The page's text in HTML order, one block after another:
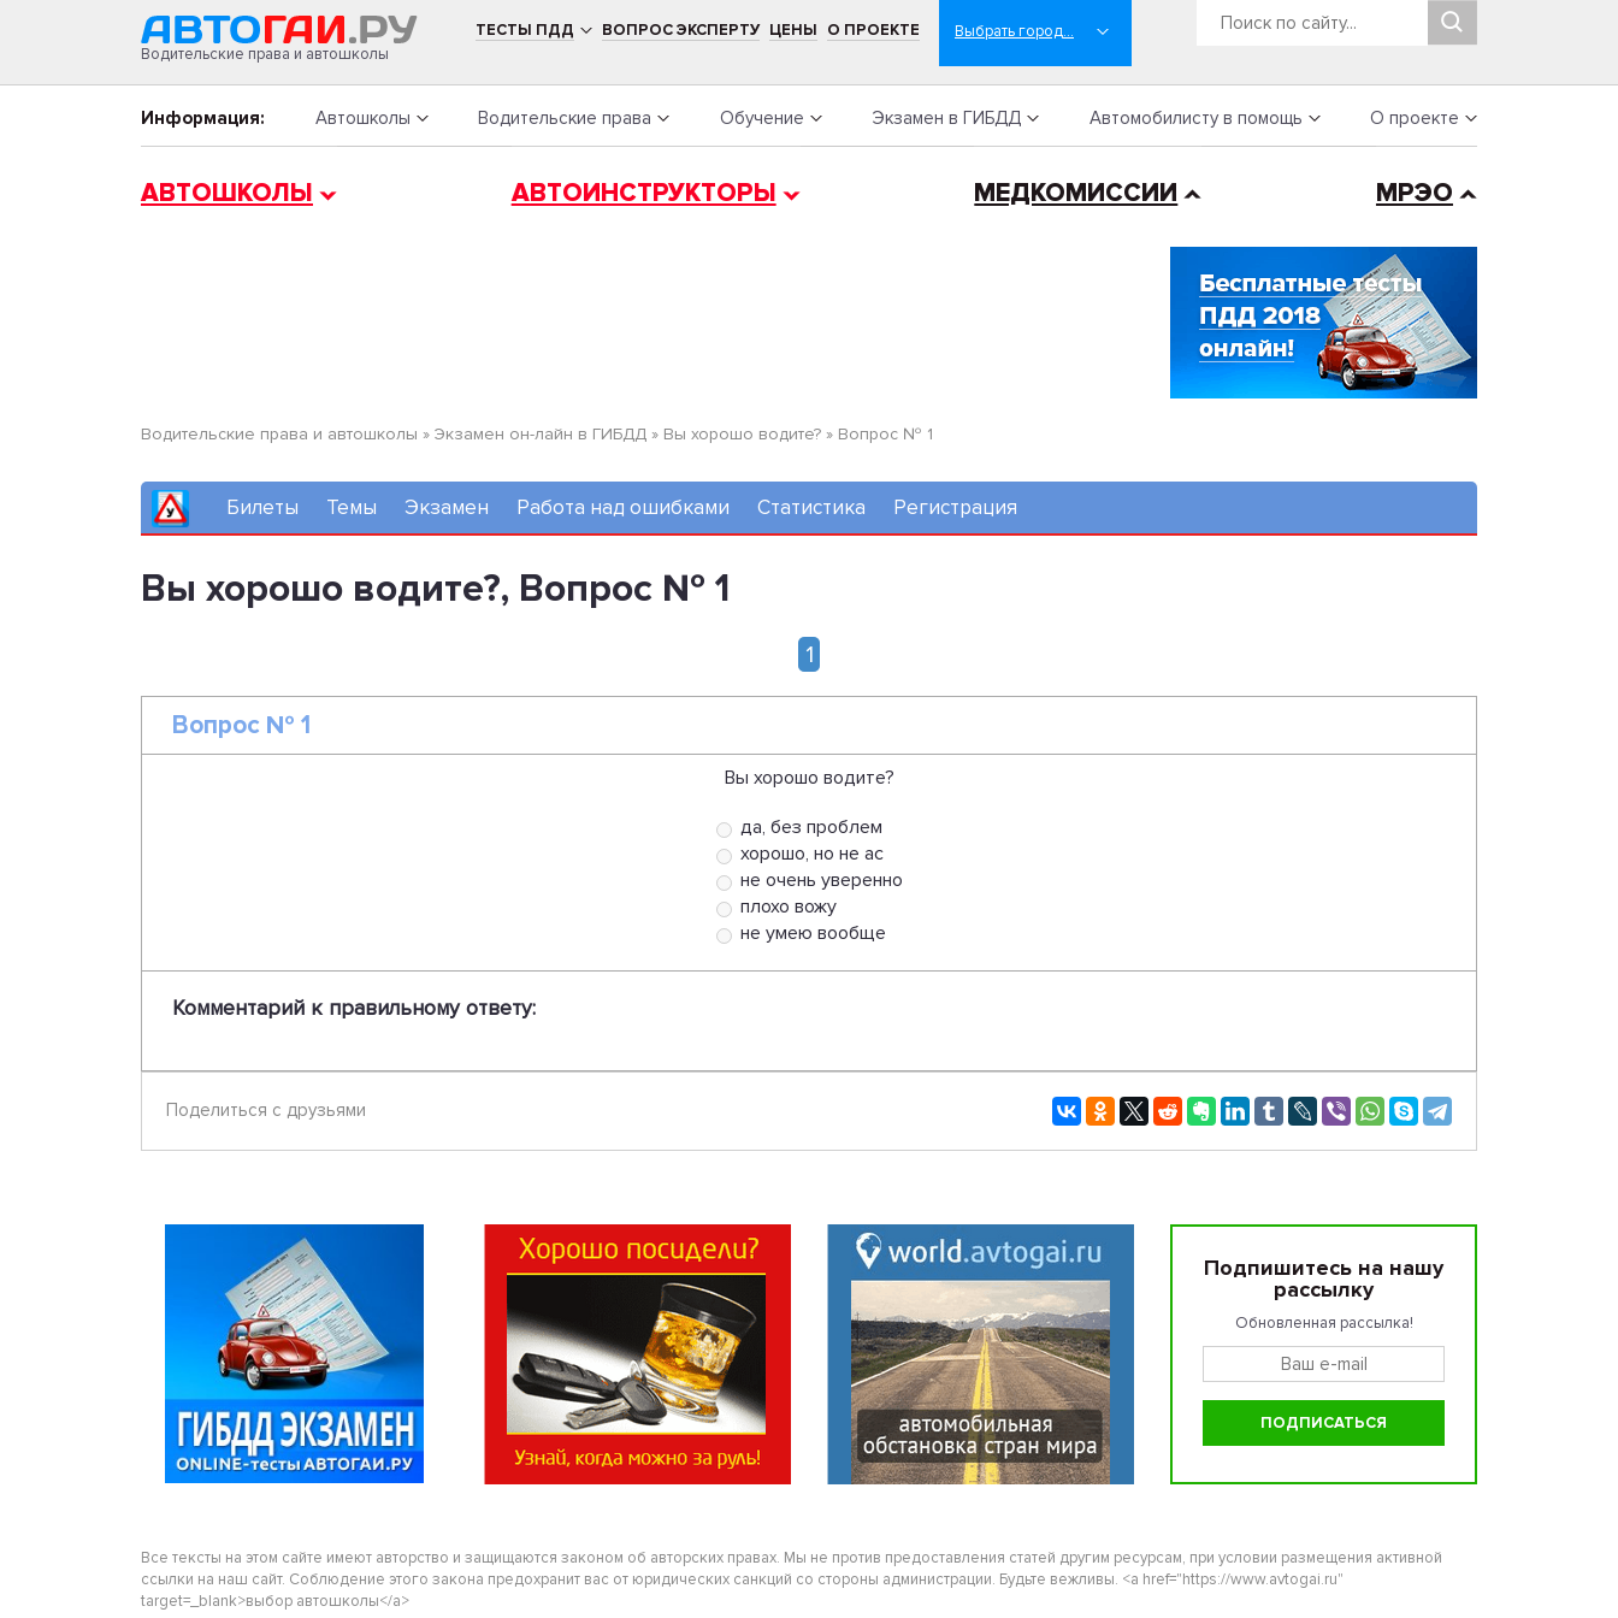
Водительские права и автошколы
ТЕСТЫ ПДД ВОПРОС ЭКСПЕРТУ ЦЕНЫ О ПРОЕКТЕ
Информация: Автошколы Водительские права Обучение Экзамен в ГИБДД Автомобилисту в помощь О проекте
АВТОШКОЛЫ АВТОИНСТРУКТОРЫ МЕДКОМИССИИ МРЭО
Водительские права и автошколы » Экзамен он-лайн в ГИБДД » Вы хорошо водите? » Вопрос № 1
Билеты Темы Экзамен Работа над ошибками Статистика Регистрация
Вы хорошо водите?, Вопрос № 1
1
Вопрос № 1
Вы хорошо водите?
да, без проблем
хорошо, но не ас
не очень уверенно
плохо вожу
не умею вообще
Комментарий к правильному ответу:
Поделиться с друзьями
Подпишитесь на нашу
рассылку
Обновленная рассылка!
Все тексты на этом сайте имеют авторство и защищаются законом об авторских правах. Мы не против предоставления статей другим ресурсам, при условии размещения активной
ссылки на наш сайт. Соблюдение этого закона предохранит вас от юридических санкций со стороны администрации. Будьте вежливы. <a href="https://www.avtogai.ru"
target=_blank>выбор автошколы</a>